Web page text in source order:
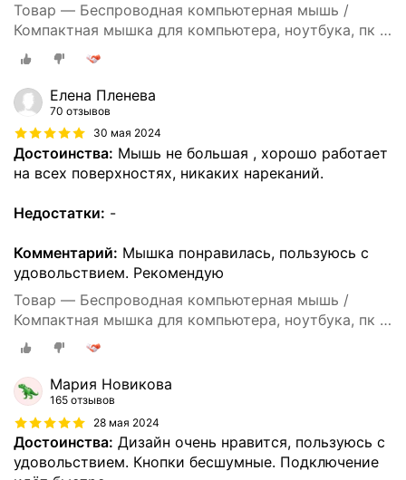
Товар — Беспроводная компьютерная мышь /
Компактная мышка для компьютера, ноутбука, пк и
макбука / Ультратонкий дизайн / Бесшумные
клавиши / Встроенный аккумулятор / Bluetooth /
Black Елена Пленева
70 отзывов
30 мая 2024
Достоинства: Мышь не большая , хорошо работает
на всех поверхностях, никаких нареканий.
Недостатки: -
Комментарий: Мышка понравилась, пользуюсь с
удовольствием. Рекомендую
Товар — Беспроводная компьютерная мышь /
Компактная мышка для компьютера, ноутбука, пк и
макбука / Ультратонкий дизайн / Бесшумные
клавиши / Встроенный аккумулятор / Bluetooth /
Black Мария Новикова
165 отзывов
28 мая 2024
Достоинства: Дизайн очень нравится, пользуюсь с
удовольствием. Кнопки бесшумные. Подключение